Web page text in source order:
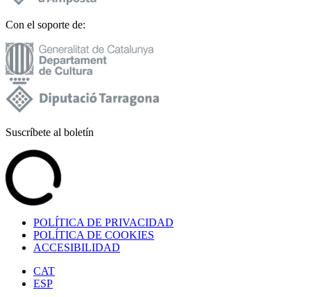
Con el soporte de:
Suscríbete al boletín
POLÍTICA DE PRIVACIDAD
POLÍTICA DE COOKIES
ACCESIBILIDAD
CAT
ESP